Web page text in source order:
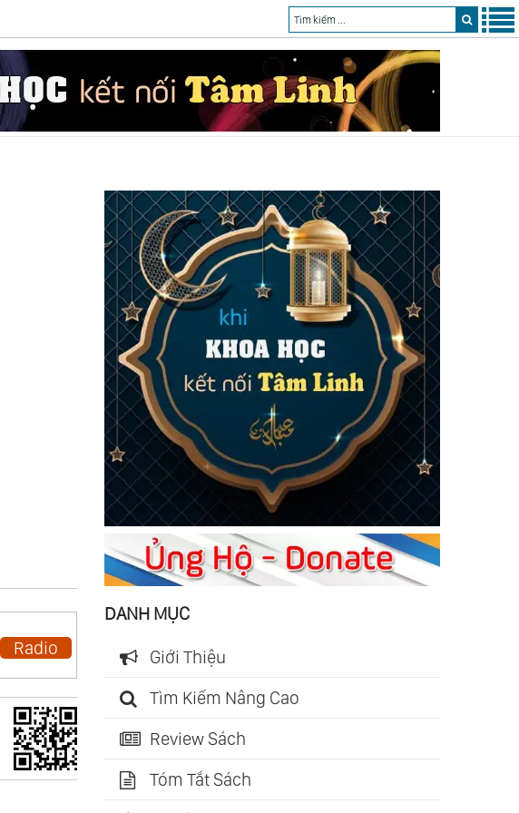
Radio
DANH MỤC
Giới Thiệu
Tìm Kiếm Nâng Cao
Review Sách
Tóm Tắt Sách